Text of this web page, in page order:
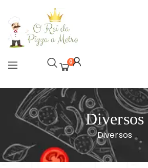
0
Diversos
Diversos